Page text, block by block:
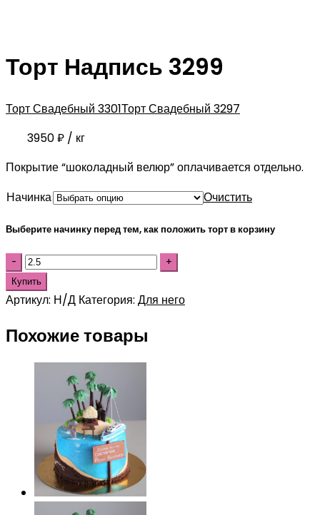
Торт Надпись 3299
Торт Свадебный 3301Торт Свадебный 3297
3950₽ / кг
Покрытие “шоколадный велюр” оплачивается отдельно.
Начинка
Очистить
Выберите начинку перед тем, как положить торт в корзину
Купить
Артикул: Н/Д Категория: Для него
Похожие товары